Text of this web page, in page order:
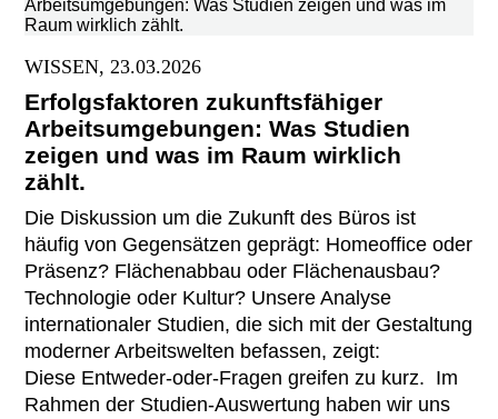
WISSEN, 23.03.2026
Erfolgsfaktoren zukunftsfähiger
Arbeitsumgebungen: Was Studien
zeigen und was im Raum wirklich
zählt.
Die Diskussion um die Zukunft des Büros ist
häufig von Gegensätzen geprägt: Homeoffice oder
Präsenz? Flächenabbau oder Flächenausbau?
Technologie oder Kultur? Unsere Analyse
internationaler Studien, die sich mit der Gestaltung
moderner Arbeitswelten befassen, zeigt:
Diese Entweder-oder-Fragen greifen zu kurz. Im
Rahmen der Studien-Auswertung haben wir uns